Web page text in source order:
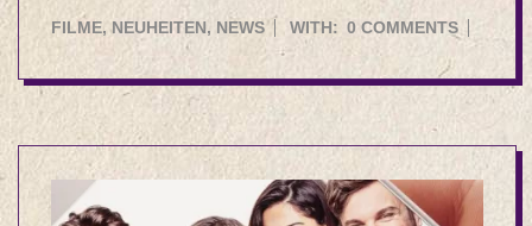
02-
FILME,NEUHEITEN , NEWS WITH: 0 COMMENTS